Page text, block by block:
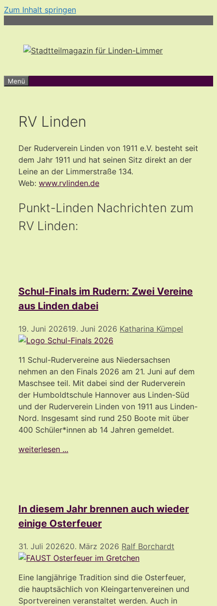
Zum Inhalt springen
Menü
RV Linden
Der Ruderverein Linden von 1911 e.V. besteht seit
dem Jahr 1911 und hat seinen Sitz direkt an der
Leine an der Limmerstraße 134.
Web: www.rvlinden.de
Punkt-Linden Nachrichten zum
RV Linden:
Schul-Finals im Rudern: Zwei Vereine
aus Linden dabei
19. Juni 202619. Juni 2026 Katharina Kümpel
11 Schul-Rudervereine aus Niedersachsen
nehmen an den Finals 2026 am 21. Juni auf dem
Maschsee teil. Mit dabei sind der Ruderverein
der Humboldtschule Hannover aus Linden-Süd
und der Ruderverein Linden von 1911 aus Linden-
Nord. Insgesamt sind rund 250 Boote mit über
400 Schüler*innen ab 14 Jahren gemeldet.
weiterlesen ...
In diesem Jahr brennen auch wieder
einige Osterfeuer
31. Juli 202620. März 2026 Ralf Borchardt
Eine langjährige Tradition sind die Osterfeuer,
die hauptsächlich von Kleingartenvereinen und
Sportvereinen veranstaltet werden. Auch in